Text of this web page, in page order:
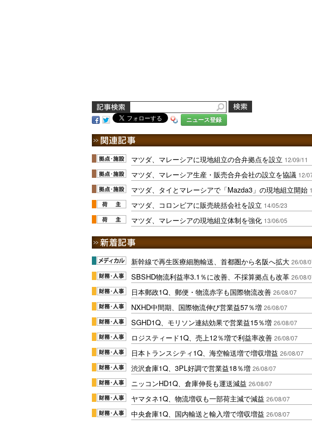
ニュース登録
マツダ、マレーシアに現地組立の合弁拠点を設立 12/09/11
マツダ、マレーシア生産・販売合弁会社の設立を協議 12/
マツダ、タイとマレーシアで「Mazda3」の現地組立開始
マツダ、コロンビアに販売統括会社を設立 14/05/23
マツダ、マレーシアの現地組立体制を強化 13/06/05
新幹線で再生医療細胞輸送、首都圏から名阪へ拡大 26/08/
SBSHD物流利益率3.1％に改善、不採算拠点も改革 26/08/
日本郵政1Q、郵便・物流赤字も国際物流改善 26/08/07
NXHD中間期、国際物流伸び営業益57％増 26/08/07
SGHD1Q、モリソン連結効果で営業益15％増 26/08/07
ロジスティード1Q、売上12％増で利益率改善 26/08/07
日本トランスシティ1Q、海空輸送増で増収増益 26/08/07
渋沢倉庫1Q、3PL好調で営業益18％増 26/08/07
ニッコンHD1Q、倉庫伸長も運送減益 26/08/07
ヤマタネ1Q、物流増収も一部荷主減で減益 26/08/07
中央倉庫1Q、国内輸送と輸入増で増収増益 26/08/07